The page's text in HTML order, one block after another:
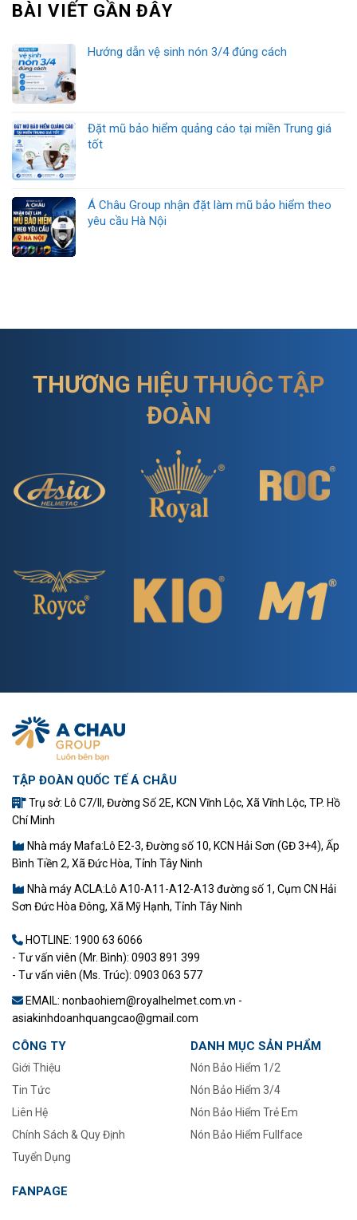
BÀI VIẾT GẦN ĐÂY
Hướng dẫn vệ sinh nón 3/4 đúng cách
Đặt mũ bảo hiểm quảng cáo tại miền Trung giá
tốt
Á Châu Group nhận đặt làm mũ bảo hiểm theo
yêu cầu Hà Nội
THƯƠNG HIỆU THUỘC TẬP
ĐOÀN
TẬP ĐOÀN QUỐC TẾ Á CHÂU
Trụ sở: Lô C7/II, Đường Số 2E, KCN Vĩnh Lộc, Xã Vĩnh Lộc, TP. Hồ
Chí Minh
Nhà máy Mafa:Lô E2-3, Đường số 10, KCN Hải Sơn (GĐ 3+4), Ấp
Bình Tiền 2, Xã Đức Hòa, Tỉnh Tây Ninh
Nhà máy ACLA:Lô A10-A11-A12-A13 đường số 1, Cụm CN Hải
Sơn Đức Hòa Đông, Xã Mỹ Hạnh, Tỉnh Tây Ninh
HOTLINE: 1900 63 6066
- Tư vấn viên (Mr. Bình): 0903 891 399
- Tư vấn viên (Ms. Trúc): 0903 063 577
EMAIL: nonbaohiem@royalhelmet.com.vn -
asiakinhdoanhquangcao@gmail.com
CÔNG TY
Giới Thiệu
Tin Tức
–
Liên Hệ
Chính Sách & Quy Định
Tuyển Dụng
DANH MỤC SẢN PHẨM
Nón Bảo Hiểm 1/2
Nón Bảo Hiểm 3/4
Nón Bảo Hiểm Trẻ Em
Nón Bảo Hiểm Fullface
FANPAGE